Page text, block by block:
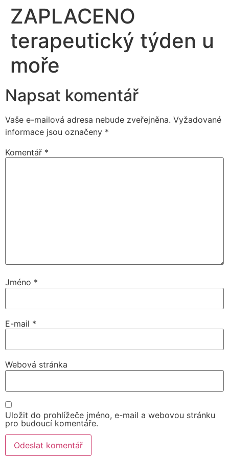
ZAPLACENO
terapeutický týden u
moře
Napsat komentář
Vaše e-mailová adresa nebude zveřejněna. Vyžadované
informace jsou označeny *
Komentář *
Jméno *
E-mail *
Webová stránka
Uložit do prohlížeče jméno, e-mail a webovou stránku
pro budoucí komentáře.